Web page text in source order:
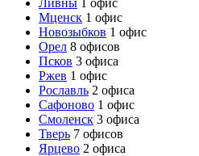
Мценск 1 офис
Новозыбков 1 офис
Орел 8 офисов
Псков 3 офиса
Ржев 1 офис
Рославль 2 офиса
Сафоново 1 офис
Смоленск 3 офиса
Тверь 7 офисов
Ярцево 2 офиса